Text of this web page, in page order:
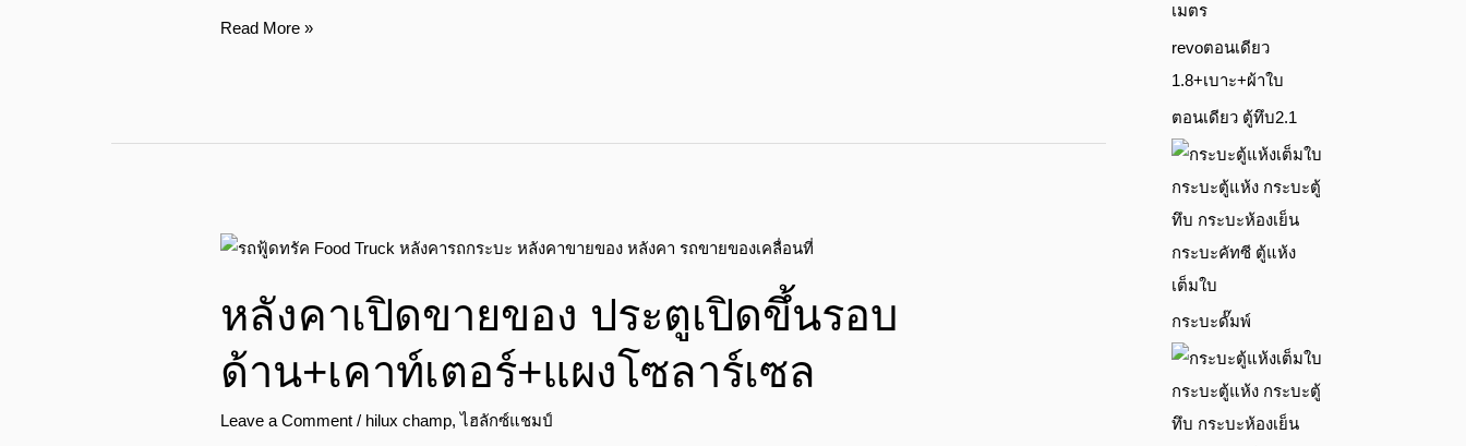
เตอร์+ถัง
Read More »
หลังคาเปิดขายของ ประตูเปิดขึ้นรอบ
ด้าน+เคาท์เตอร์+แผงโซลาร์เซล
Leave a Comment / hilux champ,ไฮลักซ์แชมป์
หลังคา
ขาย
ของ
ประตู
เปิด
ขึ้น
เมตร
revoตอนเดียว
1.8+เบาะ+ผ้าใบ
ตอนเดียว ตู้ทึบ2.1
กระบะคัทซี ตู้แห้ง
เต็มใบ
กระบะดั๊มพ์